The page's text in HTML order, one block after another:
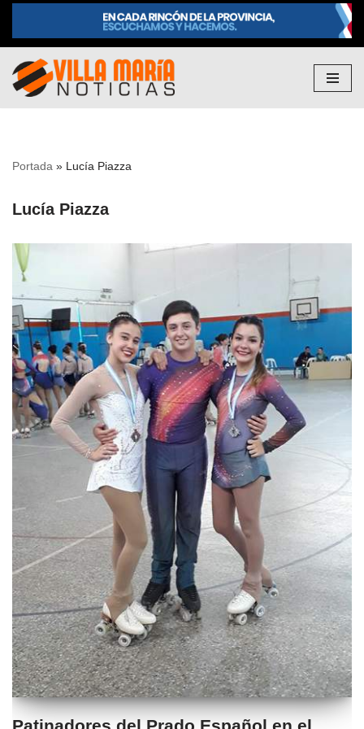
al
contenido
Portada » Lucía Piazza
Lucía Piazza
Patinadores del Prado Español en el